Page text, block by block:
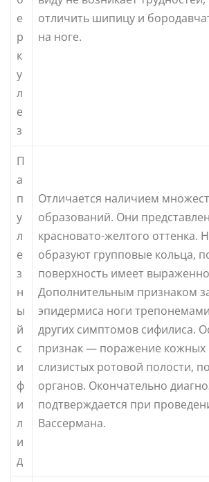
е
р
к
у
л
е
з
отличить шипицу и
на ноге.
П
а
п
у
л
е
з
н
ы
й
с
и
ф
и
л
и
д
Отличается наличием
образований. Они
красновато-желтого оттенка.
образуют групповые кольца,
поверхность имеет
Дополнительным признаком
эпидермиса ноги
других симптомов сифилиса.
признак — поражение кожных
слизистых ротовой полости,
органов. Окончательно
подтверждается при
Вассермана.